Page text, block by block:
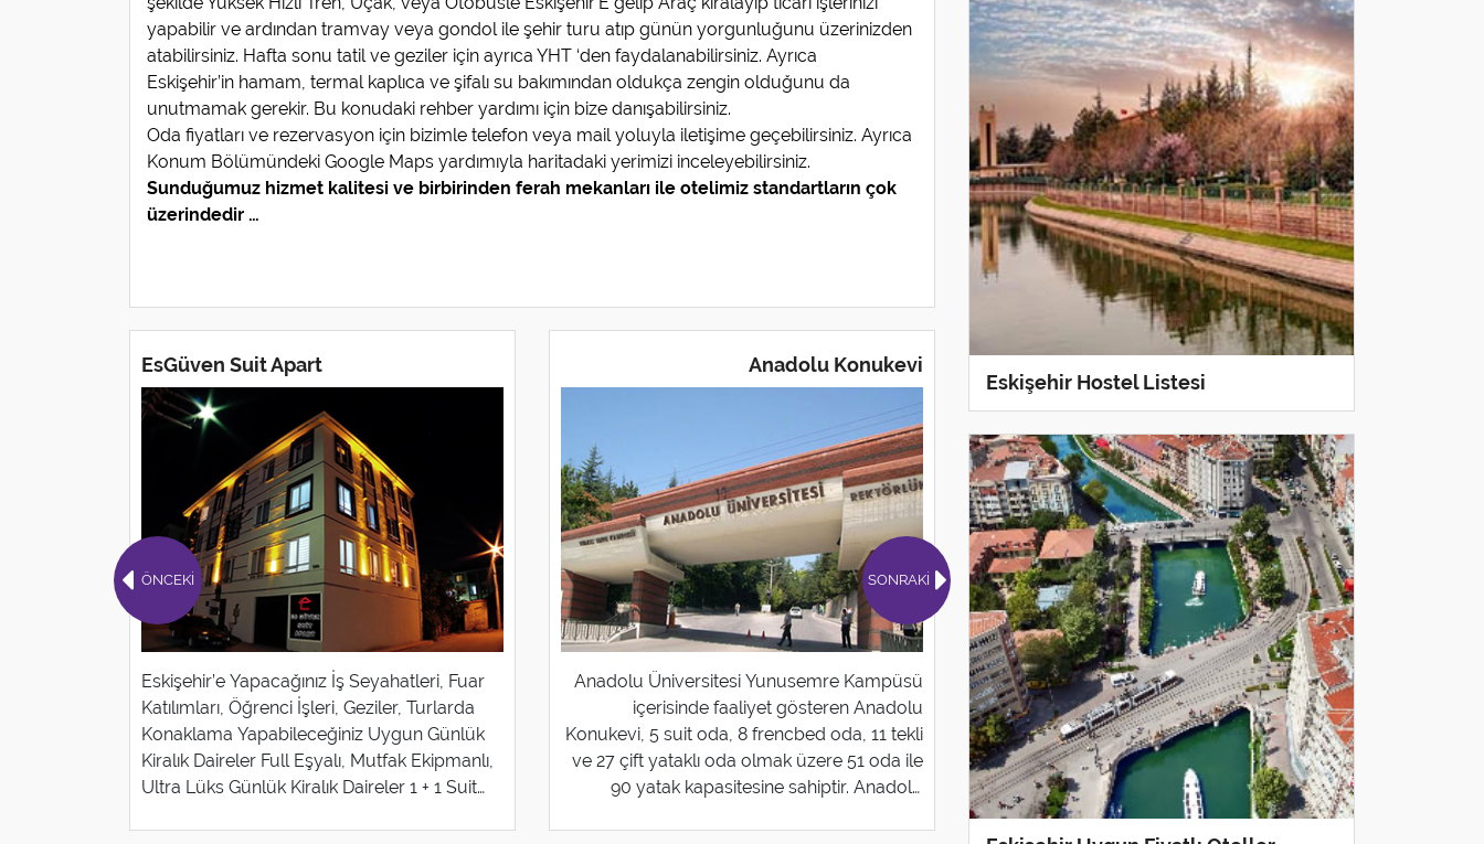
yapabilir ve ardından tramvay veya gondol ile şehir turu atıp günün yorgunluğunu üzerinizden
atabilirsiniz. Hafta sonu tatil ve geziler için ayrıca YHT ‘den faydalanabilirsiniz. Ayrıca
Eskişehir’in hamam, termal kaplıca ve şifalı su bakımından oldukça zengin olduğunu da
unutmamak gerekir. Bu konudaki rehber yardımı için bize danışabilirsiniz.
Oda fiyatları ve rezervasyon için bizimle telefon veya mail yoluyla iletişime geçebilirsiniz. Ayrıca
Konum Bölümündeki Google Maps yardımıyla haritadaki yerimizi inceleyebilirsiniz.
Sunduğumuz hizmet kalitesi ve birbirinden ferah mekanları ile otelimiz standartların çok
üzerindedir …
EsGüven Suit Apart
ÖNCEKİ
Eskişehir’e Yapacağınız İş Seyahatleri, Fuar
Katılımları, Öğrenci İşleri, Geziler, Turlarda
Konaklama Yapabileceğiniz Uygun Günlük
Kiralık Daireler Full Eşyalı, Mutfak Ekipmanlı,
Ultra Lüks Günlük Kiralık Daireler 1 + 1 Suit
Anadolu Konukevi
SONRAKİ
Anadolu Üniversitesi Yunusemre Kampüsü
içerisinde faaliyet gösteren Anadolu
Konukevi, 5 suit oda, 8 frencbed oda, 11 tekli
ve 27 çift yataklı oda olmak üzere 51 oda ile
90 yatak kapasitesine sahiptir. Anadolu
Eskişehir Hostel Listesi